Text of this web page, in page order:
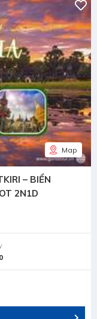
Map
– BIỂN
2N1D